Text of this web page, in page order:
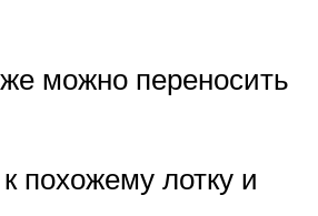
можно переносить
похожему лотку и